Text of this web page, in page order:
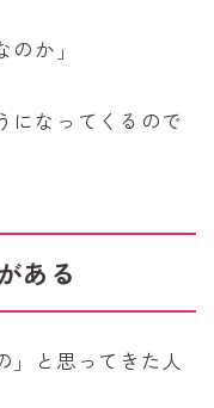
か」
になってくるので
ある
」と思ってきた人